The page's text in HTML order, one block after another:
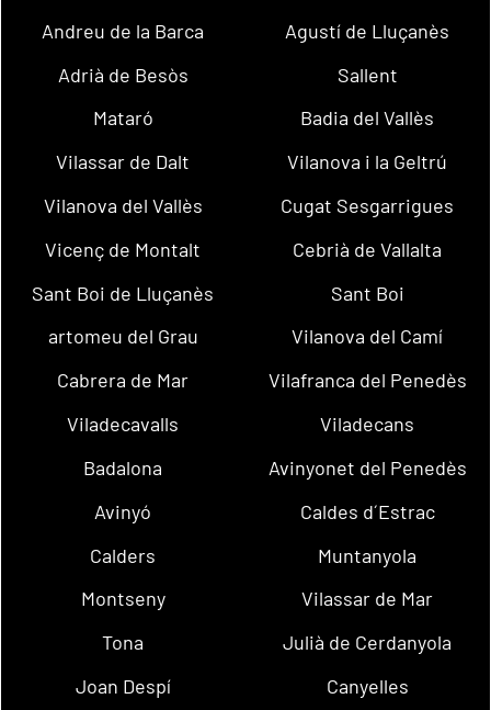
Andreu de la Barca
Agustí de Lluçanès
Adrià de Besòs
Sallent
Mataró
Badia del Vallès
Vilassar de Dalt
Vilanova i la Geltrú
Vilanova del Vallès
Cugat Sesgarrigues
Vicenç de Montalt
Cebrià de Vallalta
Sant Boi de Lluçanès
Sant Boi
artomeu del Grau
Vilanova del Camí
Cabrera de Mar
Vilafranca del Penedès
Viladecavalls
Viladecans
Badalona
Avinyonet del Penedès
Avinyó
Caldes d´Estrac
Calders
Muntanyola
Montseny
Vilassar de Mar
Tona
Julià de Cerdanyola
Joan Despí
Canyelles